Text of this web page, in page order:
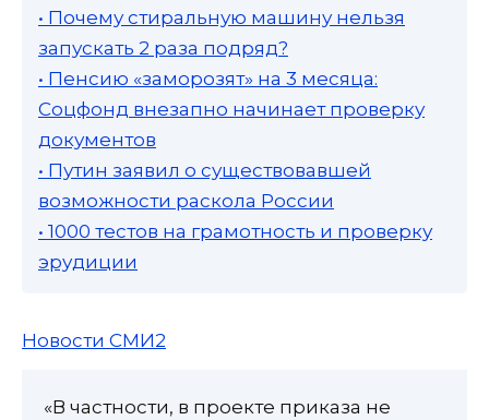
• Почему стиральную машину нельзя
запускать 2 раза подряд?
• Пенсию «заморозят» на 3 месяца:
Соцфонд внезапно начинает проверку
документов
• Путин заявил о существовавшей
возможности раскола России
• 1000 тестов на грамотность и проверку
эрудиции
Новости СМИ2
«В частности, в проекте приказа не